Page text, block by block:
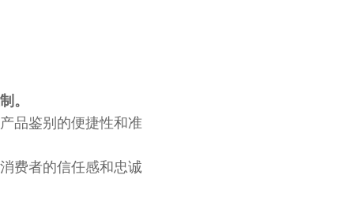
。
品鉴别的便捷性和准
费者的信任感和忠诚